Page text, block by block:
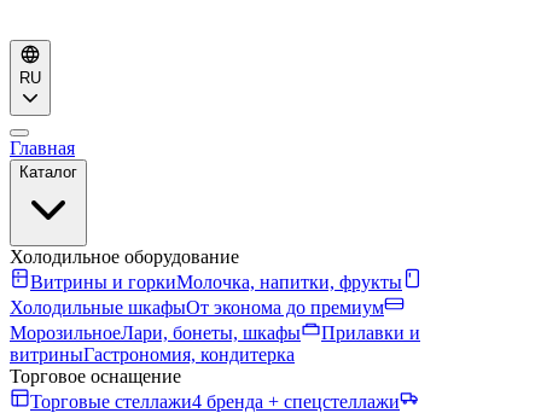
RU
Главная
Каталог
Холодильное оборудование
Витрины и горкиМолочка, напитки, фрукты
Холодильные шкафыОт эконома до премиум
МорозильноеЛари, бонеты, шкафы
Прилавки и
витриныГастрономия, кондитерка
Торговое оснащение
Торговые стеллажи4 бренда + спецстеллажи